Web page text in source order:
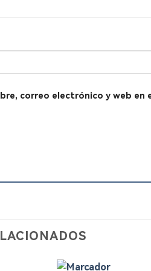
correo electrónico y web